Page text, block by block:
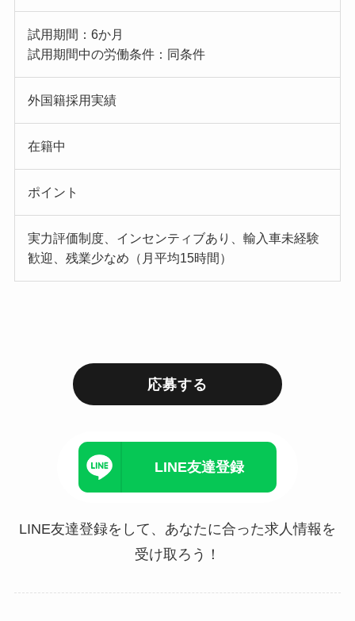
試用期間：6か月
試用期間中の労働条件：同条件
外国籍採用実績
在籍中
ポイント
実力評価制度、インセンティブあり、輸入車未経験
歓迎、残業少なめ（月平均15時間）
応募する
LINE友達登録
LINE友達登録をして、あなたに合った求人情報を
受け取ろう！